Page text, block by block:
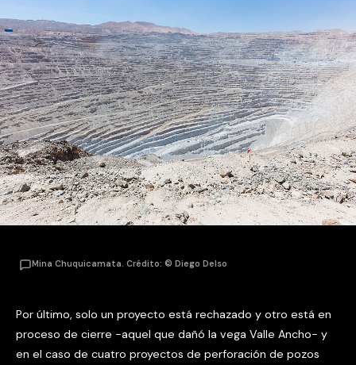
Mina Chuquicamata. Crédito: © Diego Delso
Por último, solo un proyecto está rechazado y otro está en
proceso de cierre -aquel que dañó la vega Valle Ancho- y
en el caso de cuatro proyectos de perforación de pozos